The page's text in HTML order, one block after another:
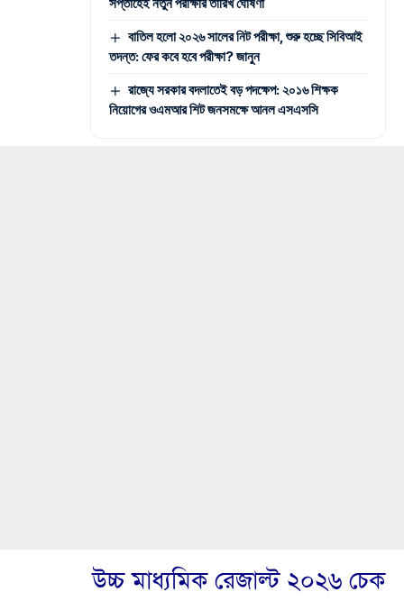
বাতিল হলো ২০২৬ সালের নিট পরীক্ষা, শুরু হচ্ছে সিবিআই
তদন্ত: ফের কবে হবে পরীক্ষা? জানুন
রাজ্যে সরকার বদলাতেই বড় পদক্ষেপ: ২০১৬ শিক্ষক
নিয়োগের ওএমআর শিট জনসমক্ষে আনল এসএসসি
উচ্চ মাধ্যমিক রেজাল্ট ২০২৬ চেক